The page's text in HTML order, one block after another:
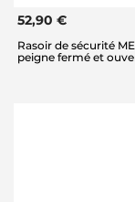
52,90 €
Rasoir de sécurité
peigne fermé et